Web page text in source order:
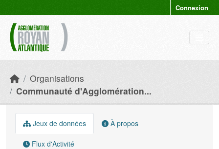
Connexion
Organisations
Communauté d'Agglomération...
Jeux de données À propos
Flux d'Activité